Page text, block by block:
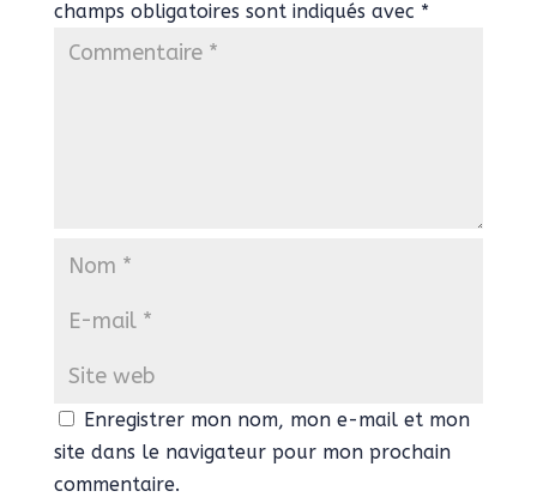
champs obligatoires sont indiqués avec *
Enregistrer mon nom, mon e-mail et mon
site dans le navigateur pour mon prochain
commentaire.